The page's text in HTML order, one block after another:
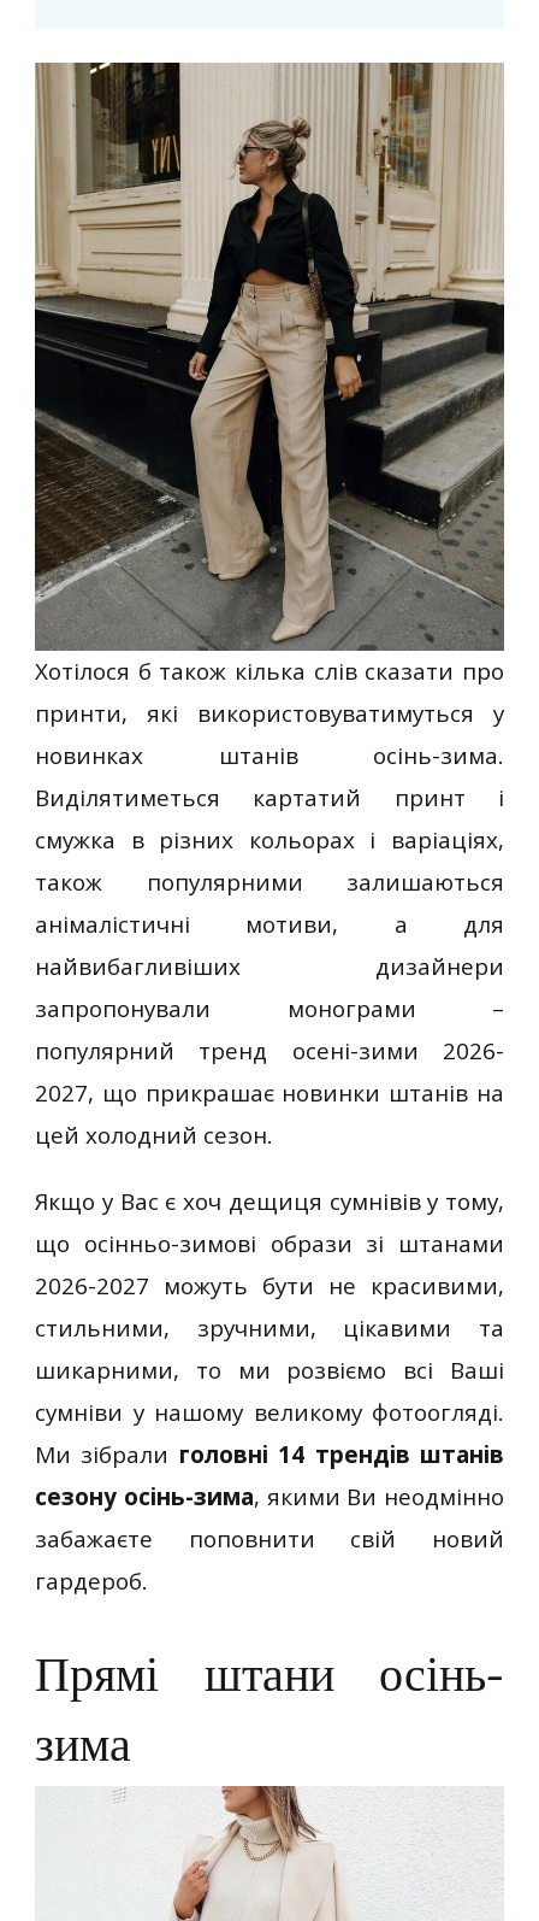
Хотілося б також кілька слів сказати про
принти, які використовуватимуться у
новинках штанів осінь-зима.
Виділятиметься картатий принт і
смужка в різних кольорах і варіаціях,
також популярними залишаються
анімалістичні мотиви, а для
найвибагливіших дизайнери
запропонували монограми –
популярний тренд осені-зими 2026-
2027, що прикрашає новинки штанів на
цей холодний сезон.
Якщо у Вас є хоч дещиця сумнівів у тому,
що осінньо-зимові образи зі штанами
2026-2027 можуть бути не красивими,
стильними, зручними, цікавими та
шикарними, то ми розвіємо всі Ваші
сумніви у нашому великому фотоогляді.
Ми зібрали головні 14 трендів штанів
сезону осінь-зима, якими Ви неодмінно
забажаєте поповнити свій новий
гардероб.
Прямі штани осінь-
зима